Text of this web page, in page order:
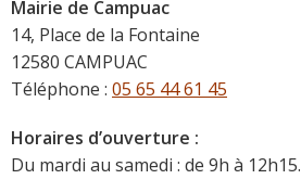
Mairie de Campuac
14, Place de la Fontaine
12580 CAMPUAC
Téléphone : 05 65 44 61 45
Horaires d’ouverture :
Du mardi au samedi : de 9h à 12h15.